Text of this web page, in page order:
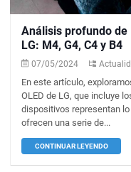
Análisis profundo de
LG: M4, G4, C4 y B4
07/05/2024
En este artículo,
OLED de LG, que incluye
dispositivos representan
ofrecen una serie de...
CONTINUAR LEYENDO